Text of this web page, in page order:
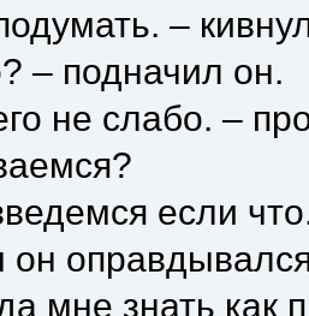
–
– подначил он.
не слабо. –
если
он
мне знать